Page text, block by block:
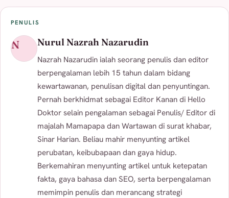
PENULIS
N Nurul Nazrah Nazarudin
Nazrah Nazarudin ialah seorang penulis dan editor
berpengalaman lebih 15 tahun dalam bidang
kewartawanan, penulisan digital dan penyuntingan.
Pernah berkhidmat sebagai Editor Kanan di Hello
Doktor selain pengalaman sebagai Penulis/ Editor di
majalah Mamapapa dan Wartawan di surat khabar,
Sinar Harian. Beliau mahir menyunting artikel
perubatan, keibubapaan dan gaya hidup.
Berkemahiran menyunting artikel untuk ketepatan
fakta, gaya bahasa dan SEO, serta berpengalaman
memimpin penulis dan merancang strategi